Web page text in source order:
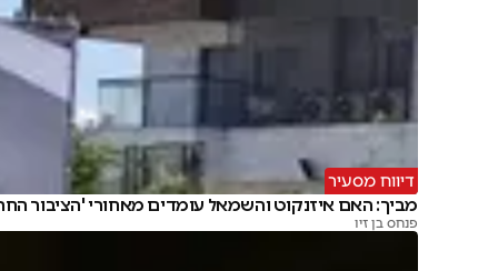
דיווח מסעיר
מביך: האם איזנקוט והשמאל עומדים מאחורי 'הציבור
פנחס בן זיו